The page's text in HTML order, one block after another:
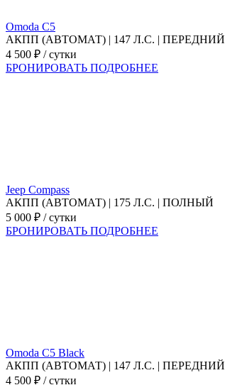
Omoda C5
АКПП (АВТОМАТ) | 147 Л.С. | ПЕРЕДНИЙ
4 500 ₽ / сутки
БРОНИРОВАТЬ ПОДРОБНЕЕ
Jeep Compass
АКПП (АВТОМАТ) | 175 Л.С. | ПОЛНЫЙ
5 000 ₽ / сутки
БРОНИРОВАТЬ ПОДРОБНЕЕ
Omoda C5 Black
АКПП (АВТОМАТ) | 147 Л.С. | ПЕРЕДНИЙ
4 500 ₽ / сутки